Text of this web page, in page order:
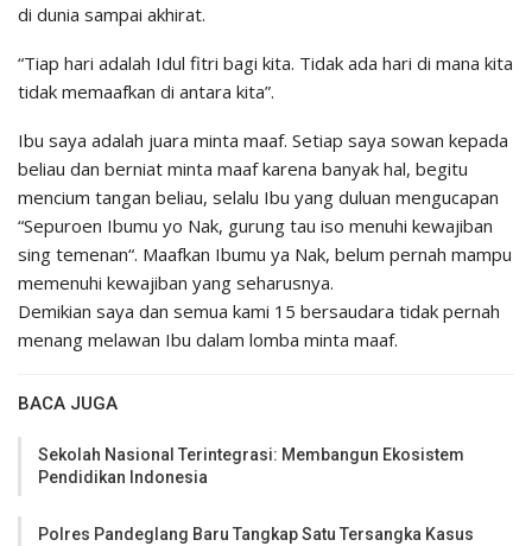
di dunia sampai akhirat.
“Tiap hari adalah Idul fitri bagi kita. Tidak ada hari di mana kita
tidak memaafkan di antara kita”.
Ibu saya adalah juara minta maaf. Setiap saya sowan kepada
beliau dan berniat minta maaf karena banyak hal, begitu
mencium tangan beliau, selalu Ibu yang duluan mengucapan
“Sepuroen Ibumu yo Nak, gurung tau iso menuhi kewajiban
sing temenan“. Maafkan Ibumu ya Nak, belum pernah mampu
memenuhi kewajiban yang seharusnya.
Demikian saya dan semua kami 15 bersaudara tidak pernah
menang melawan Ibu dalam lomba minta maaf.
BACA JUGA
Sekolah Nasional Terintegrasi: Membangun Ekosistem
Pendidikan Indonesia
Polres Pandeglang Baru Tangkap Satu Tersangka Kasus